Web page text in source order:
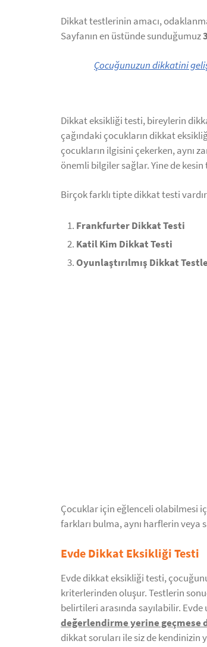
Dikkat testlerinin amacı,
Sayfanın en üstünde sunduğumuz
Çocuğunuzun dikkatini
Dikkat eksikliği testi, bireylerin
çağındaki çocukların dikkat
çocukların ilgisini çekerken, aynı
önemli bilgiler sağlar. Yine de
Birçok farklı tipte dikkat testi
Frankfurter Dikkat Testi
Katil Kim Dikkat Testi
Oyunlaştırılmış Dikkat
Çocuklar için eğlenceli olabilmesi
farkları bulma, aynı harflerin veya
Evde Dikkat Eksikliği Testi
Evde dikkat eksikliği testi,
kriterlerinden oluşur. Testlerin
belirtileri arasında sayılabilir.
değerlendirme yerine geçmese
dikkat soruları ile siz de